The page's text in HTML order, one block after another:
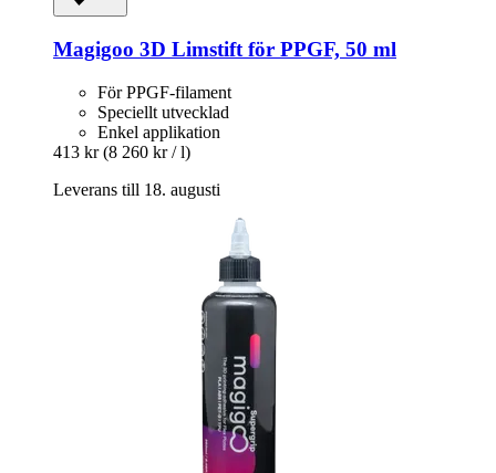
Magigoo 3D Limstift för PPGF, 50 ml
För PPGF-filament
Speciellt utvecklad
Enkel applikation
413 kr (8 260 kr / l)
Leverans till 18. augusti